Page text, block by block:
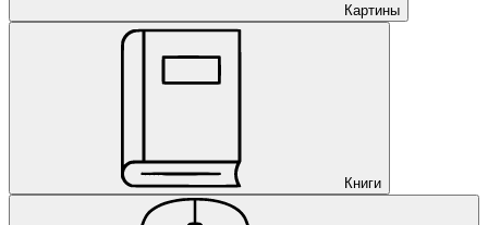
Картины
Книги